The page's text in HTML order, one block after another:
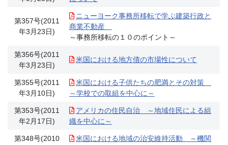
第357号(2011
年3月23日)
ニューヨーク事務所移転で学ぶ建築行政と
商業不動産
～事務所移転の１０のポイント～
第356号(2011
年3月23日)
米国における地方債の市場性について
第355号(2011
年3月10日)
米国における子供たちの肥満とその対策
～学校での取組を中心に～
第353号(2011
年2月17日)
アメリカの住民自治 ～地域住民による組
織を中心に～
第348号(2010
米国における地域の治安維持活動 ～機関